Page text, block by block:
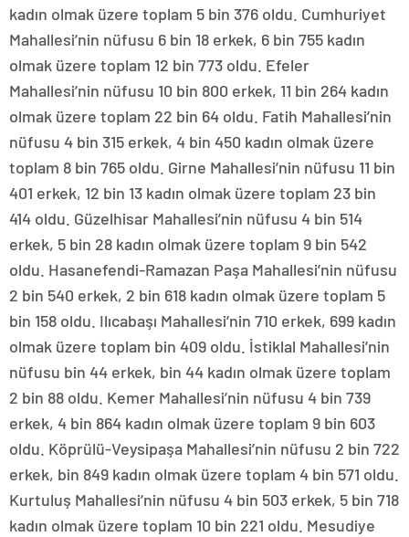
kadın olmak üzere toplam 5 bin 376 oldu. Cumhuriyet
Mahallesi’nin nüfusu 6 bin 18 erkek, 6 bin 755 kadın
olmak üzere toplam 12 bin 773 oldu. Efeler
Mahallesi’nin nüfusu 10 bin 800 erkek, 11 bin 264 kadın
olmak üzere toplam 22 bin 64 oldu. Fatih Mahallesi’nin
nüfusu 4 bin 315 erkek, 4 bin 450 kadın olmak üzere
toplam 8 bin 765 oldu. Girne Mahallesi’nin nüfusu 11 bin
401 erkek, 12 bin 13 kadın olmak üzere toplam 23 bin
414 oldu. Güzelhisar Mahallesi’nin nüfusu 4 bin 514
erkek, 5 bin 28 kadın olmak üzere toplam 9 bin 542
oldu. Hasanefendi-Ramazan Paşa Mahallesi’nin nüfusu
2 bin 540 erkek, 2 bin 618 kadın olmak üzere toplam 5
bin 158 oldu. Ilıcabaşı Mahallesi’nin 710 erkek, 699 kadın
olmak üzere toplam bin 409 oldu. İstiklal Mahallesi’nin
nüfusu bin 44 erkek, bin 44 kadın olmak üzere toplam
2 bin 88 oldu. Kemer Mahallesi’nin nüfusu 4 bin 739
erkek, 4 bin 864 kadın olmak üzere toplam 9 bin 603
oldu. Köprülü-Veysipaşa Mahallesi’nin nüfusu 2 bin 722
erkek, bin 849 kadın olmak üzere toplam 4 bin 571 oldu.
Kurtuluş Mahallesi’nin nüfusu 4 bin 503 erkek, 5 bin 718
kadın olmak üzere toplam 10 bin 221 oldu. Mesudiye